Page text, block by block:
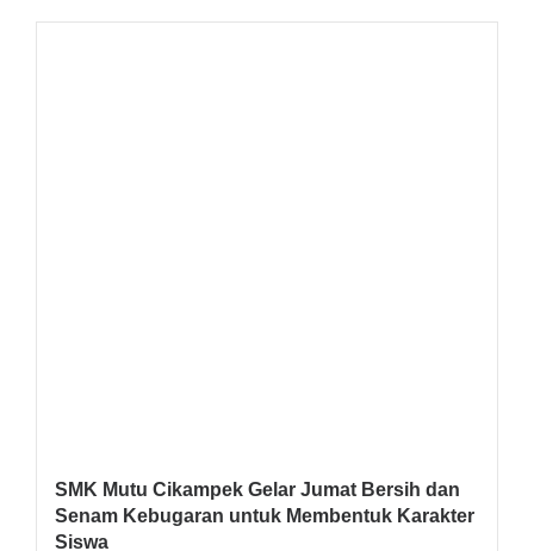
SMK Mutu Cikampek Gelar Jumat Bersih dan
Senam Kebugaran untuk Membentuk Karakter
Siswa